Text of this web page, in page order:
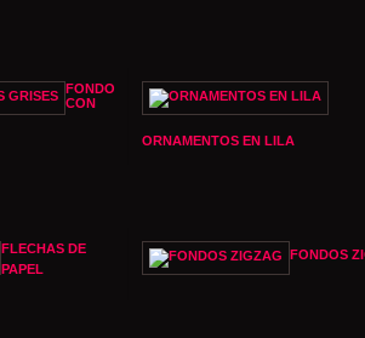
FONDO
CON
ORNAMENTOS EN LILA
FLECHAS DE
PAPEL
FONDOS